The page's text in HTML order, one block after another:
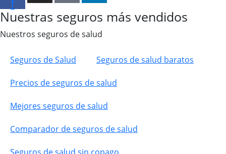
Nuestras seguros más vendidos
Nuestros seguros de salud
Seguros de Salud Seguros de salud baratos
Precios de seguros de salud
Mejores seguros de salud
Comparador de seguros de salud